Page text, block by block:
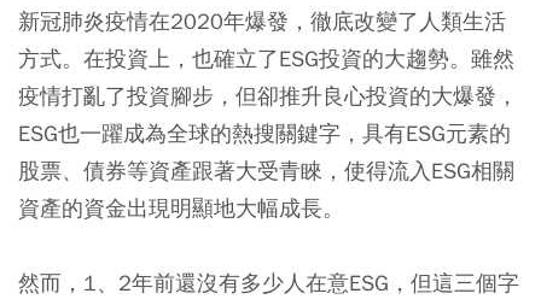
新冠肺炎疫情在2020年爆發，徹底改變了人類生活
方式。在投資上，也確立了ESG投資的大趨勢。雖然
疫情打亂了投資腳步，但卻推升良心投資的大爆發，
ESG也一躍成為全球的熱搜關鍵字，具有ESG元素的
股票、債券等資產跟著大受青睞，使得流入ESG相關
資產的資金出現明顯地大幅成長。
然而，1、2年前還沒有多少人在意ESG，但這三個字